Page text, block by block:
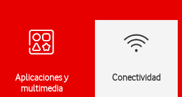
Aplicaciones y
multimedia
Conectividad